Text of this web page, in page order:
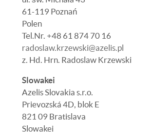
61-119 Poznań
Polen
Tel.Nr. +48 61 874 70 16
radoslaw.krzewski@azelis.pl
z. Hd. Hrn. Radoslaw Krzewski
Slowakei
Azelis Slovakia s.r.o.
Prievozská 4D, blok E
821 09 Bratislava
Slowakei